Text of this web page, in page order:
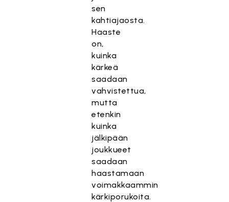
sen
kahtiajaosta.
Haaste
on,
kuinka
kärkeä
saadaan
vahvistettua,
mutta
etenkin
kuinka
jälkipään
joukkueet
saadaan
haastamaan
voimakkaammin
kärkiporukoita.